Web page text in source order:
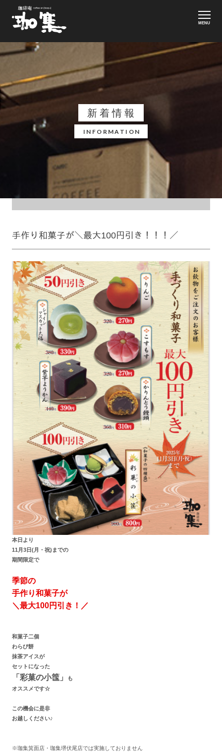
MENU
新着情報
INFORMATION
手作り和菓子が＼最大100円引き！！！／
本日より
11月3日(月・祝)までの
期間限定で
季節の
手作り和菓子が
＼最大100円引き！／
和菓子二個
わらび餅
抹茶アイスが
セットになった
「彩菓の小筺」
も
オススメです☆
この機会に是非
お越しください♪
※珈集箕面店・珈集堺伏尾店では実施しておりません